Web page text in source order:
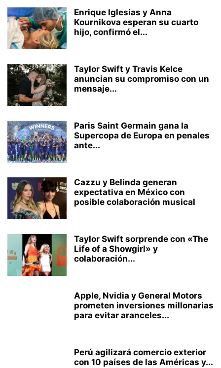
Enrique Iglesias y Anna
Kournikova esperan su cuarto
hijo, confirmó el...
Taylor Swift y Travis Kelce
anuncian su compromiso con un
mensaje...
Paris Saint Germain gana la
Supercopa de Europa en penales
ante...
Cazzu y Belinda generan
expectativa en México con
posible colaboración musical
Taylor Swift sorprende con «The
Life of a Showgirl» y
colaboración...
Apple, Nvidia y General Motors
prometen inversiones millonarias
para evitar aranceles...
Perú agilizará comercio exterior
con 10 países de las Américas y...